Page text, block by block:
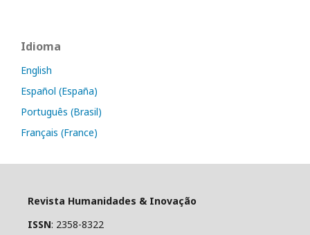
Idioma
English
Español (España)
Português (Brasil)
Français (France)
Revista Humanidades & Inovação
ISSN: 2358-8322